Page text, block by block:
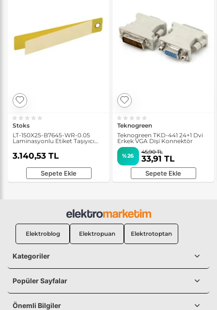
Stoks
LT-150X25-B7645-WR-0.05
Laminasyonlu Etiket Taşıyıcı
3.140,53 TL
Sepete Ekle
Teknogreen
Teknogreen TKD-441 24+1 Dvi
Erkek VGA Dişi Konnektör
%26
45,90 TL
33,91 TL
Sepete Ekle
Elektroblog Elektropuan Elektrotoptan
Kategoriler
Popüler Sayfalar
Önemli Bilgiler